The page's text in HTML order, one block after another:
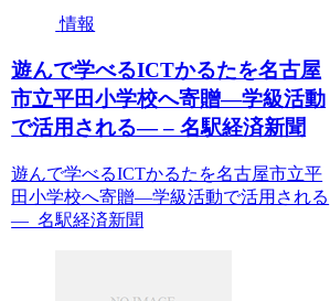
情報
遊んで学べるICTかるたを名古屋
市立平田小学校へ寄贈―学級活動
で活用される― – 名駅経済新聞
遊んで学べるICTかるたを名古屋市立平
田小学校へ寄贈―学級活動で活用される
― 名駅経済新聞